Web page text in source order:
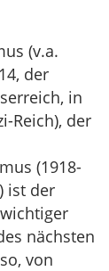
(v.a.
der
in
Reich), der
(1918-
ist der
nächsten
von